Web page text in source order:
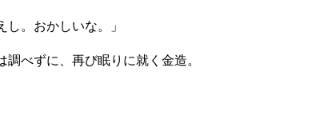
。おかしいな。」
べずに、再び眠りに就く金造。